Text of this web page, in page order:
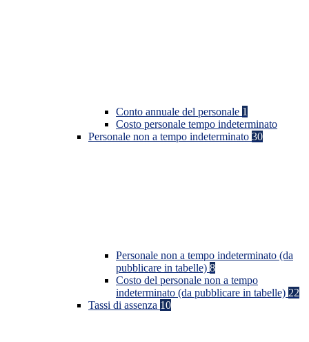
Conto annuale del personale 1
Costo personale tempo indeterminato
Personale non a tempo indeterminato 30
Personale non a tempo indeterminato (da
pubblicare in tabelle) 8
Costo del personale non a tempo
indeterminato (da pubblicare in tabelle) 22
Tassi di assenza 10